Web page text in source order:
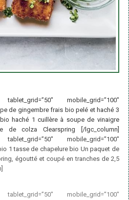
mobile_grid=”100″
de gingembre frais bio pelé et haché 3
haché 1 cuillère à soupe de vinaigre
de colza Clearspring [/lgc_column]
mobile_grid=”100″
1 tasse de chapelure bio Un paquet de
égoutté et coupé en tranches de 2,5
mobile_grid=”100″